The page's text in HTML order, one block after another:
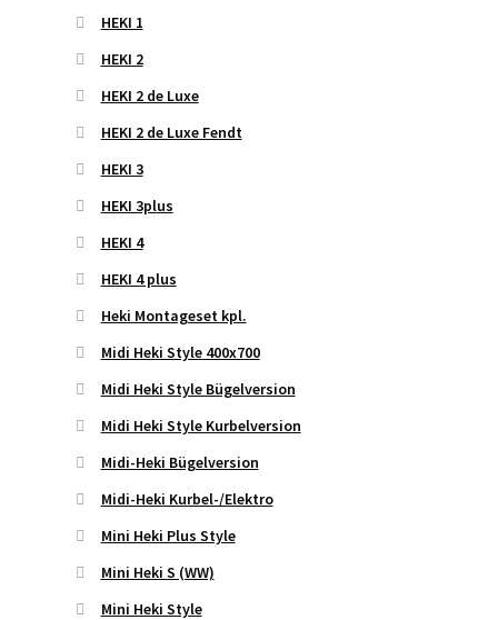
HEKI 1
HEKI 2
HEKI 2 de Luxe
HEKI 2 de Luxe Fendt
HEKI 3
HEKI 3plus
HEKI 4
HEKI 4 plus
Heki Montageset kpl.
Midi Heki Style 400x700
Midi Heki Style Bügelversion
Midi Heki Style Kurbelversion
Midi-Heki Bügelversion
Midi-Heki Kurbel-/Elektro
Mini Heki Plus Style
Mini Heki S (WW)
Mini Heki Style